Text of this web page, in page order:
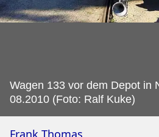
Wagen 133 vor dem Depot in
08.2010 (Foto: Ralf Kuke)
Frank Thomas